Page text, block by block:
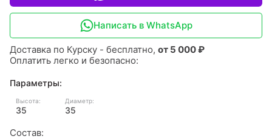
Написать в WhatsApp
Доставка по Курску - бесплатно, от 5 000 ₽
Оплатить легко и безопасно:
Параметры:
Высота:
35
Диаметр:
35
Состав: